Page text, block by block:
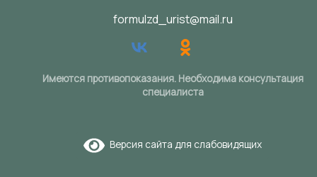
formulzd_urist@mail.ru
Имеются противопоказания. Необходима консультация
специалиста
Версия сайта для слабовидящих